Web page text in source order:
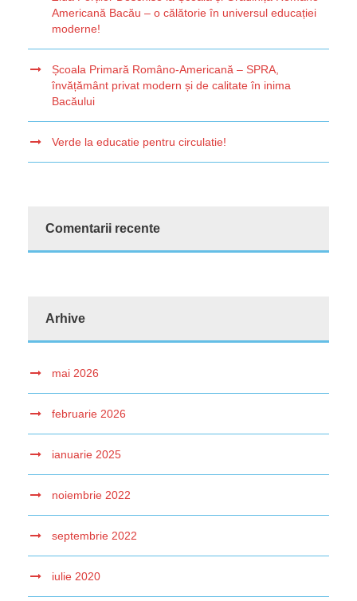
Americană Bacău – o călătorie în universul educației
moderne!
Școala Primară Româno-Americană – SPRA,
învățământ privat modern și de calitate în inima
Bacăului
Verde la educatie pentru circulatie!
Comentarii recente
Arhive
mai 2026
februarie 2026
ianuarie 2025
noiembrie 2022
septembrie 2022
iulie 2020